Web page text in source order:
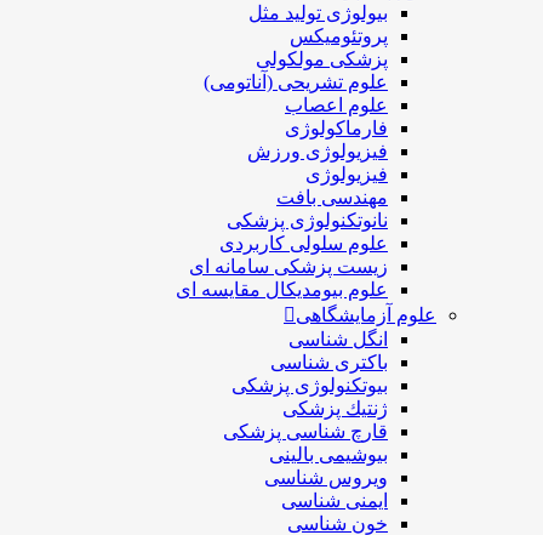
بیولوژی تولید مثل
پروتئومیکس
پزشکی مولکولی
علوم تشریحی (آناتومی)
علوم اعصاب
فارماکولوژی
فیزیولوژی ورزش
فیزیولوژی
مهندسی بافت
نانوتکنولوژی پزشکی
علوم سلولی کاربردی
زیست پزشکی سامانه ای
علوم بیومدیکال مقایسه ای
علوم آزمایشگاهی
انگل شناسی
باکتری شناسی
بیوتکنولوژی پزشکی
ژنتيك پزشکی
قارچ شناسی پزشكی
بیوشیمی بالینی
ویروس شناسی
ایمنی شناسی
خون شناسی